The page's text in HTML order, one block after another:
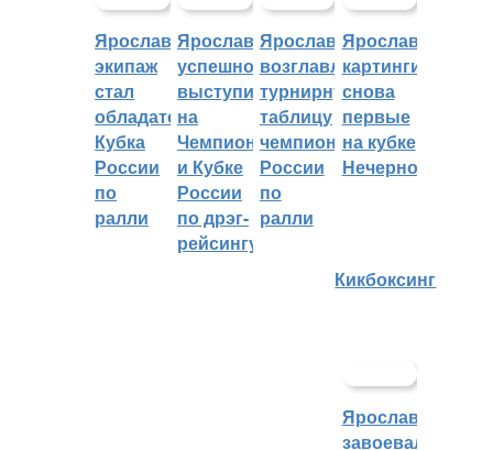
Ярославский
экипаж
стал
обладателем
Кубка
России
по
ралли
Ярославцы
успешно
выступили
на
Чемпионате
и Кубке
России
по дрэг-
рейсингу
Ярославцы
возглавляют
турнирную
таблицу
чемпионата
России
по
ралли
Ярославские
картингисты
снова
первые
на кубке
Нечерноземья
Кикбоксинг
Ярославцы
завоевали